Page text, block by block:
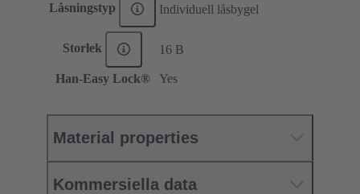
Låsningstyp Individuell låsbygel
Storlek 16 B
Han-Easy Lock® Yes
Material properties
Kommersiella data